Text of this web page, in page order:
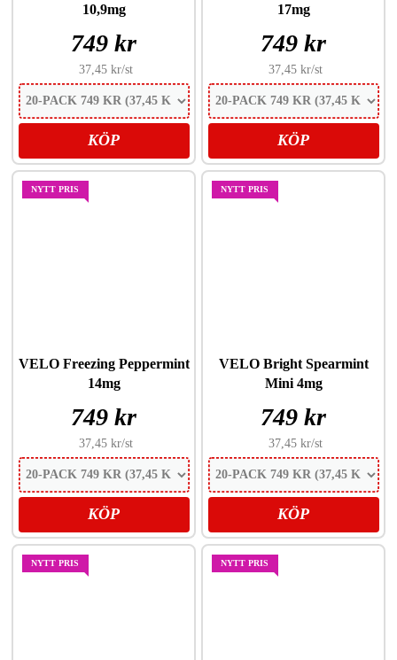
10,9mg
749 kr
37,45 kr/st
KÖP
17mg
749 kr
37,45 kr/st
KÖP
NYTT PRIS
VELO Freezing Peppermint
14mg
749 kr
37,45 kr/st
KÖP
NYTT PRIS
VELO Bright Spearmint
Mini 4mg
749 kr
37,45 kr/st
KÖP
NYTT PRIS NYTT PRIS